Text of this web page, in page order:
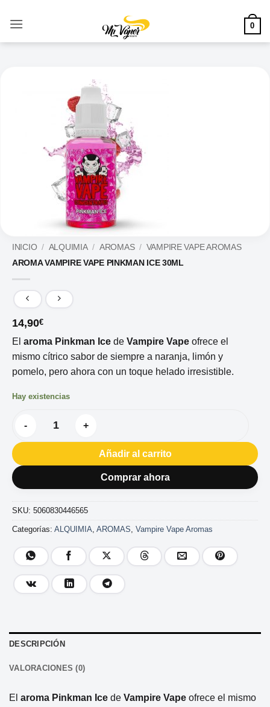
0
INICIO / ALQUIMIA / AROMAS / VAMPIRE VAPE AROMAS
AROMA VAMPIRE VAPE PINKMAN ICE 30ML
14,90€
El aroma Pinkman Ice de Vampire Vape ofrece el
mismo cítrico sabor de siempre a naranja, limón y
pomelo, pero ahora con un toque helado irresistible.
Hay existencias
AROMA VAMPIRE VAPE PINKMAN ICE 30ML cantidad
Añadir al carrito
Comprar ahora
SKU: 5060830446565
Categorías: ALQUIMIA, AROMAS, Vampire Vape Aromas
DESCRIPCIÓN
VALORACIONES (0)
El aroma Pinkman Ice de Vampire Vape ofrece el mismo